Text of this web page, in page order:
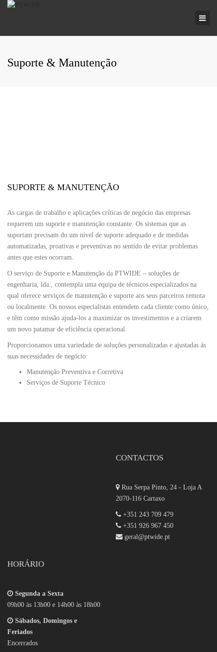
Suporte & Manutenção
SUPORTE & MANUTENÇÃO
As cargas de trabalho e aplicações críticas de negócio das empresas
requerem um suporte e manutenção constante. Os sistemas que as
suportam precisam do um nível de suporte adequado e de medidas
automatizadas, proativas e preventivas no sentido de evitar problemas
antes que estes ocorram.
O serviço de Suporte e Manutenção da PTWIDE – soluções de
engenharia, lda., contempla uma equipa de técnicos especializados na
qual oferece serviços de manutenção e suporte aos seus parceiros remota
ou localmente. Os nossos especialistas entendem cada cliente como único,
e têm como missão ajuda-los a maximizar os investimentos e a criarem
um novo patamar de eficiência operacional.
Proporcionamos uma variedade de soluções personalizadas e ajustadas ás
suas necessidades de negócio:
Manutenção Preventiva e Corretiva
Serviços de Suporte Técnico
CONTACTOS
Rua Serpa Pinto, 24 - Loja A
2070-116 Cartaxo
+351 243 709 479
+351 926 967 450
geral@ptwide.pt
HORÁRIO
Segunda a Sexta
09h00 às 13h00 e 14h00 às 18h00
Sábados, Domingos e
Feriados
Encerrados